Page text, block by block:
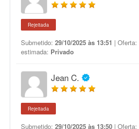
Rejeitada
Submetido: 29/10/2025 às 13:51 | Oferta:
estimada: Privado
Jean C.
Rejeitada
Submetido: 29/10/2025 às 13:50 | Oferta: